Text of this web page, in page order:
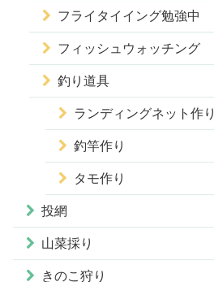
フライタイイング勉強中
フィッシュウォッチング
釣り道具
ランディングネット作り
釣竿作り
タモ作り
投網
山菜採り
きのこ狩り